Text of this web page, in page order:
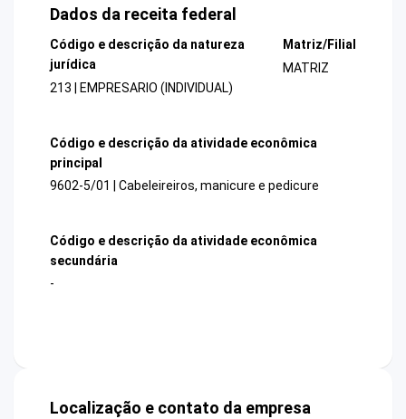
Dados da receita federal
Código e descrição da natureza
jurídica
213 | EMPRESARIO (INDIVIDUAL)
Matriz/Filial
MATRIZ
Código e descrição da atividade econômica
principal
9602-5/01 | Cabeleireiros, manicure e pedicure
Código e descrição da atividade econômica
secundária
-
Localização e contato da empresa